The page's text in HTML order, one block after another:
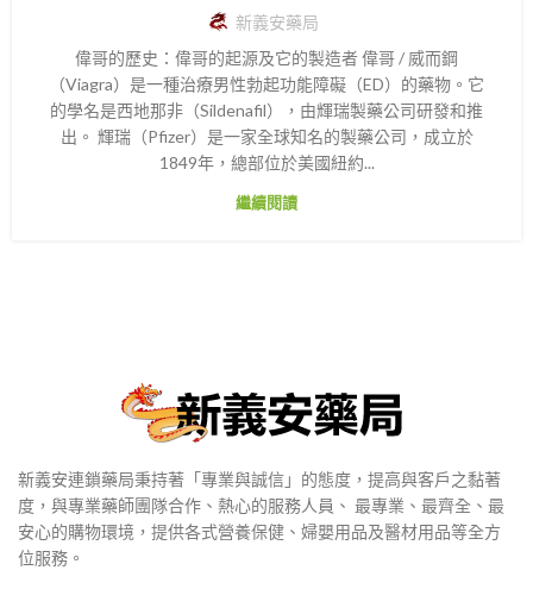
新義安藥局
偉哥的歷史：偉哥的起源及它的製造者 偉哥 / 威而鋼
（Viagra）是一種治療男性勃起功能障礙（ED）的藥物。它
的學名是西地那非（Sildenafil），由輝瑞製藥公司研發和推
出。 輝瑞（Pfizer）是一家全球知名的製藥公司，成立於
1849年，總部位於美國紐約...
繼續閱讀
新義安連鎖藥局秉持著「專業與誠信」的態度，提高與客戶之黏著
度，與專業藥師團隊合作、熱心的服務人員、 最專業、最齊全、最
安心的購物環境，提供各式營養保健、婦嬰用品及醫材用品等全方
位服務。